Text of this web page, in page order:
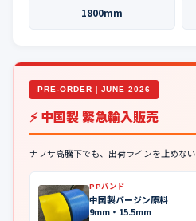
1800mm
PRE-ORDER｜JUNE 2026
⚡ 中国製 緊急輸入販売
ナフサ高騰下でも、出荷ラインを止めない
PPバンド
中国製バージン原料
9mm・15.5mm